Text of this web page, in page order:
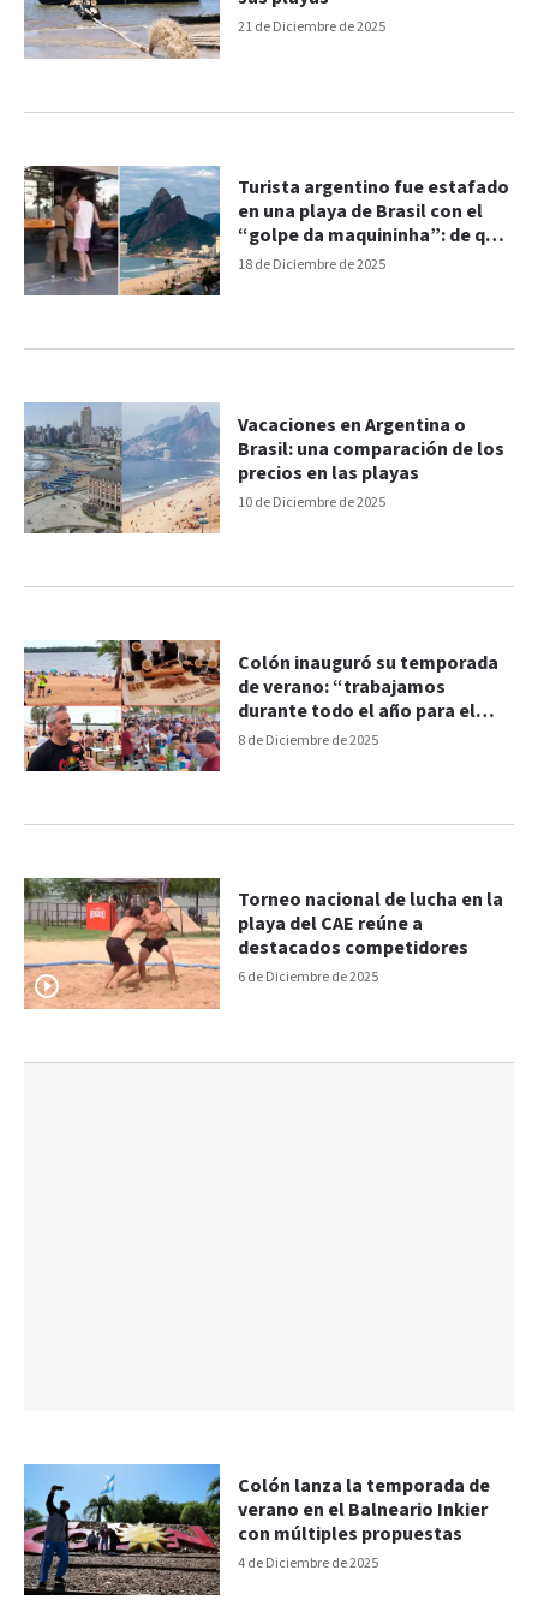
21 de Diciembre de 2025
18 de Diciembre de 2025
Turista argentino fue estafado
en una playa de Brasil con el
“golpe da maquininha”: de qué
se trata
10 de Diciembre de 2025
Vacaciones en Argentina o
Brasil: una comparación de los
precios en las playas
8 de Diciembre de 2025
Colón inauguró su temporada
de verano: “trabajamos
durante todo el año para el
turismo”
6 de Diciembre de 2025
Torneo nacional de lucha en la
playa del CAE reúne a
destacados competidores
4 de Diciembre de 2025
Colón lanza la temporada de
verano en el Balneario Inkier
con múltiples propuestas